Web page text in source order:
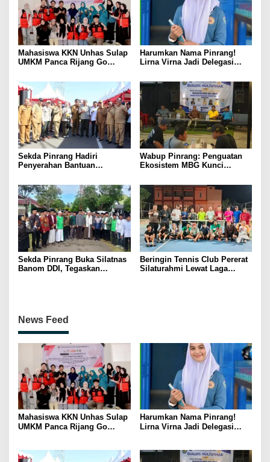
Mahasiswa KKN Unhas Sulap
UMKM Panca Rijang Go
Antusias Ikuti Pelatihan
Harumkan Nama Pinrang!
Lirna Virna Jadi Delegasi
Indonesia 2026
Sekda Pinrang Hadiri
Penyerahan Bantuan
Dukung Swasembada Pangan
Wabup Pinrang: Penguatan
Ekosistem MBG Kunci
Kerakyatan
Sekda Pinrang Buka Silatnas
Banom DDI, Tegaskan
Beringin Tennis Club Pererat
Silaturahmi Lewat Laga
News Feed
Mahasiswa KKN Unhas Sulap
UMKM Panca Rijang Go
Harumkan Nama Pinrang!
Lirna Virna Jadi Delegasi